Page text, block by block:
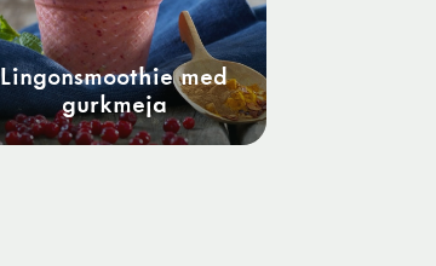
Lingonsmoothie med
gurkmeja